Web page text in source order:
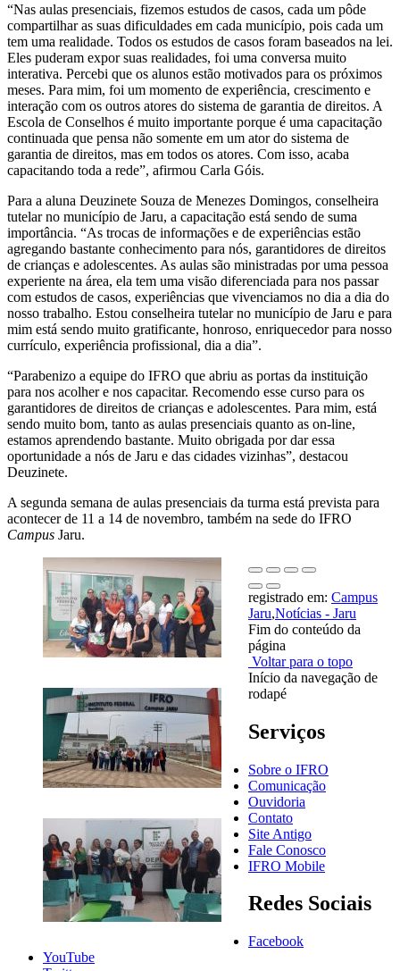
“Nas aulas presenciais, fizemos estudos de casos, cada um pôde
compartilhar as suas dificuldades em cada município, pois cada um
tem uma realidade. Todos os estudos de casos foram baseados na lei.
Eles puderam expor suas realidades, foi uma conversa muito
interativa. Percebi que os alunos estão motivados para os próximos
meses. Para mim, foi um momento de experiência, crescimento e
interação com os outros atores do sistema de garantia de direitos. A
Escola de Conselhos é muito importante porque é uma capacitação
continuada que pensa não somente em um ator do sistema de
garantia de direitos, mas em todos os atores. Com isso, acaba
capacitando toda a rede”, afirmou Carla Góis.
Para a aluna Deuzinete Souza de Menezes Domingos, conselheira
tutelar no município de Jaru, a capacitação está sendo de suma
importância. “As trocas de informações e de experiências estão
agregando bastante conhecimento para nós, garantidores de direitos
de crianças e adolescentes. As aulas são ministradas por uma pessoa
experiente na área, ela tem uma visão diferenciada para nos passar
com estudos de casos, experiências que vivenciamos no dia a dia do
nosso trabalho. Estou conselheira tutelar no município de Jaru e para
mim está sendo muito gratificante, honroso, enriquecedor para nosso
currículo, experiência profissional, dia a dia”.
“Parabenizo a equipe do IFRO que abriu as portas da instituição
para nos acolher e nos capacitar. Recomendo esse curso para os
garantidores de direitos de crianças e adolescentes. Para mim, está
sendo muito bom, tanto as aulas presenciais quanto as on-line,
estamos aprendendo bastante. Muito obrigada por dar essa
oportunidade a nós de Jaru e das cidades vizinhas”, destacou
Deuzinete.
A segunda semana de aulas presenciais da turma está prevista para
acontecer de 11 a 14 de novembro, também na sede do IFRO
Campus Jaru.
registrado em: Campus
Jaru,Notícias - Jaru
Fim do conteúdo da
página
Voltar para o topo
Início da navegação de
rodapé
Serviços
Sobre o IFRO
Comunicação
Ouvidoria
Contato
Site Antigo
Fale Conosco
IFRO Mobile
Redes Sociais
Facebook
YouTube